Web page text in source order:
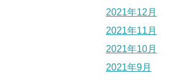
2021年12月
2021年11月
2021年10月
2021年9月